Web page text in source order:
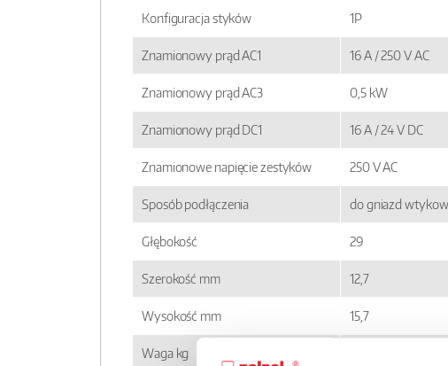
Konfiguracja styków 1P
Znamionowy prąd AC1 16 A / 250 V AC
Znamionowy prąd AC3 0,5 kW
Znamionowy prąd DC1 16 A / 24 V DC
Znamionowe napięcie zestyków 250 V AC
Sposób podłączenia do gniazd
Głębokość 29
Szerokość mm 12,7
Wysokość mm 15,7
Waga kg